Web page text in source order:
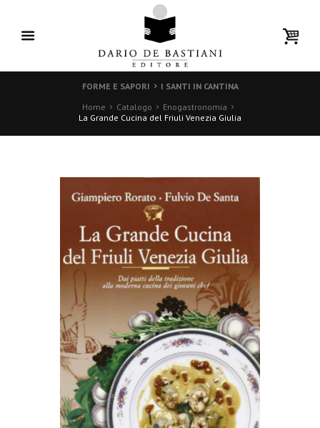
FORME E SAPORI
I SANTI IN CANTINA
Home
Catalogo
Enogastronomia
La Grande Cucina del Friuli Venezia Giulia